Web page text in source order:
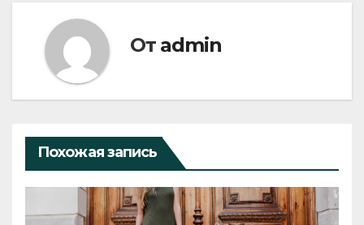
От admin
Похожая запись